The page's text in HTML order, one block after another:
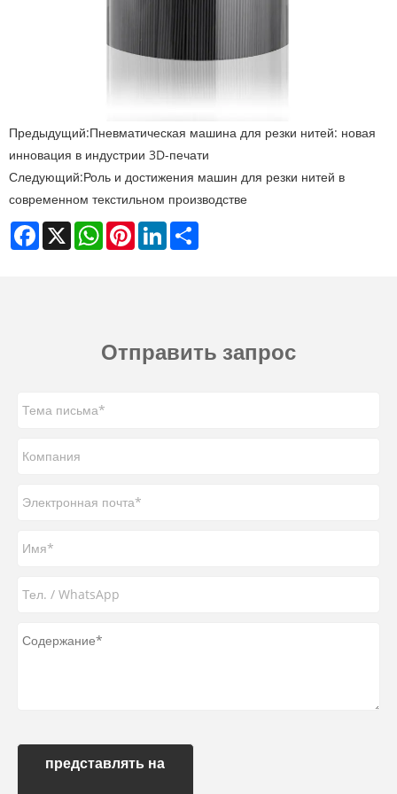
Предыдущий:Пневматическая машина для резки нитей: новая
инновация в индустрии 3D-печати
Следующий:Роль и достижения машин для резки нитей в
современном текстильном производстве
Facebook
X WhatsAppPinterestLinkedIn
Отправить запрос
представлять на